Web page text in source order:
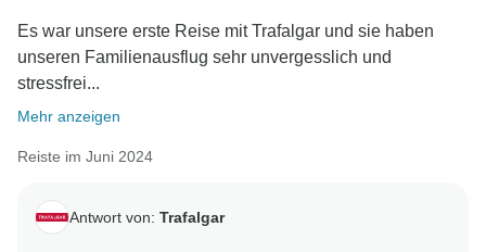
Es war unsere erste Reise mit Trafalgar und sie haben
unseren Familienausflug sehr unvergesslich und
stressfrei...
Mehr anzeigen
Reiste im Juni 2024
Antwort von: Trafalgar